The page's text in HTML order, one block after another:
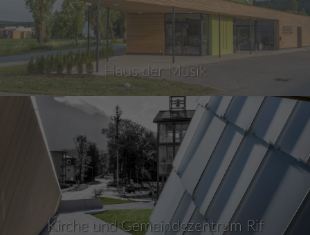
Haus der Musik
Kirche und Gemeindezentrum Rif